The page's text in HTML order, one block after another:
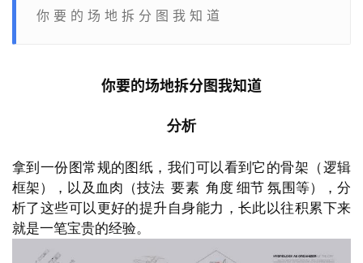
你 要 的 场 地 拆 分 图 我 知 道
你要的场地拆分图我知道
分析
拿到一份图常规的图纸，我们可以看到它的骨架（逻辑
框架），以及血肉（技法  要素  角度 细节 氛围等），分
析了这些可以更好的提升自身能力，长此以往积累下来
就是一笔宝贵的经验。